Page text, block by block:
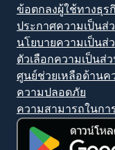
ข้อตกลงผู้ใช้ทางธุร
ประกาศความเป็นส่
นโยบายความเป็นส่
ตัวเลือกความเป็นส่
ศูนย์ช่วยเหลือด้านค
ความปลอดภัย
ความสามารถในกา